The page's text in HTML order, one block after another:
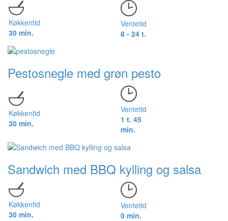
Køkkentid
30 min.
Ventetid
8 - 24 t.
Pestosnegle med grøn pesto
Køkkentid
30 min.
Ventetid
1 t. 45
min.
Sandwich med BBQ kylling og salsa
Køkkentid
30 min.
Ventetid
0 min.